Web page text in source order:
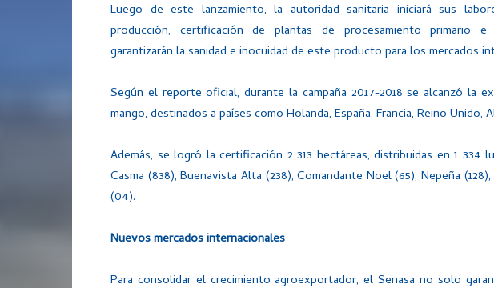
Luego de este lanzamiento, la autoridad sanitaria iniciará sus
producción, certificación de plantas de procesamiento primario e
garantizarán la sanidad e inocuidad de este producto para los mercados
Según el reporte oficial, durante la campaña 2017-2018 se alcanzó la
mango, destinados a países como Holanda, España, Francia, Reino Unido,
Además, se logró la certificación 2 313 hectáreas, distribuidas en 1 334
Casma (838), Buenavista Alta (238), Comandante Noel (65), Nepeña
(04).
Nuevos mercados internacionales
Para consolidar el crecimiento agroexportador, el Senasa no solo